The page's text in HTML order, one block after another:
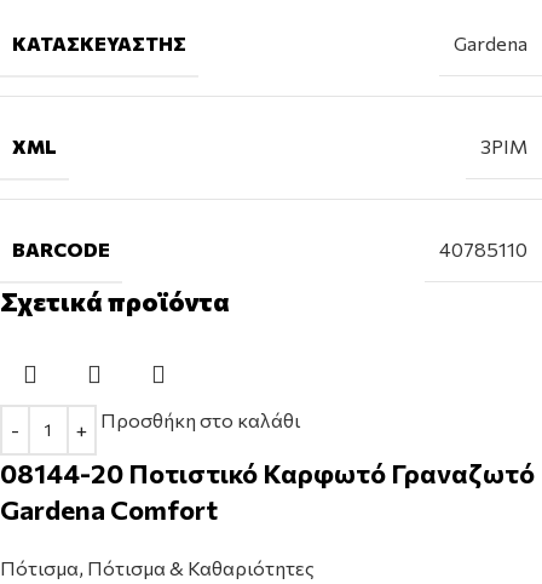
ΚΑΤΑΣΚΕΥΑΣΤΉΣ Gardena
XML 3PIM
BARCODE 40785110
Σχετικά προϊόντα
Προσθήκη στο καλάθι
08144-20 Ποτιστικό Καρφωτό Γραναζωτό
Gardena Comfort
Πότισμα, Πότισμα & Καθαριότητες